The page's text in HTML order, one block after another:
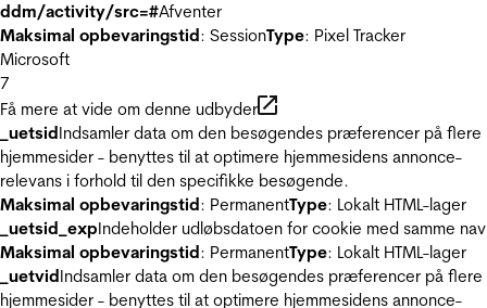
ddm/activity/src=#Afventer
Maksimal opbevaringstid: SessionType: Pixel Tracker
Microsoft
7
Få mere at vide om denne udbyder
_uetsidIndsamler data om den besøgendes præferencer på flere
hjemmesider - benyttes til at optimere hjemmesidens annonce-
relevans i forhold til den specifikke besøgende.
Maksimal opbevaringstid: PermanentType: Lokalt HTML-lager
_uetsid_expIndeholder udløbsdatoen for cookie med samme
Maksimal opbevaringstid: PermanentType: Lokalt HTML-lager
_uetvidIndsamler data om den besøgendes præferencer på flere
hjemmesider - benyttes til at optimere hjemmesidens annonce-